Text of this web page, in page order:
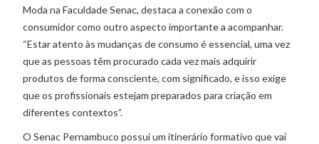
Moda na Faculdade Senac, destaca a conexão com o
consumidor como outro aspecto importante a acompanhar.
“Estar atento às mudanças de consumo é essencial, uma vez
que as pessoas têm procurado cada vez mais adquirir
produtos de forma consciente, com significado, e isso exige
que os profissionais estejam preparados para criação em
diferentes contextos”.
O Senac Pernambuco possui um itinerário formativo que vai